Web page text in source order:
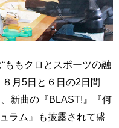
ももクロとスポーツの融
月5日と６日の2日間
新曲の『BLAST!』『何
ラム』も披露されて盛